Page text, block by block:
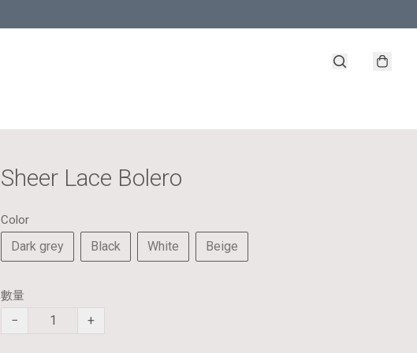
Sheer Lace Bolero
Color
Dark grey Black White Beige
數量
− +